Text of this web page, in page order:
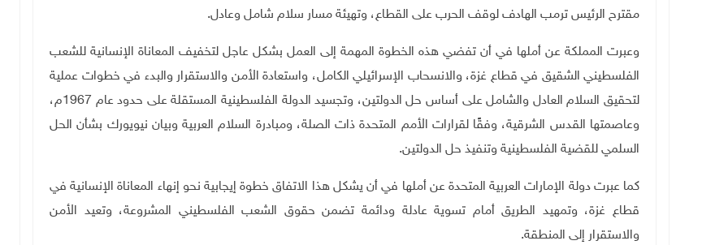
مقترح الرئيس ترمب الهادف لوقف الحرب على القطاع، وتهيئة مسار سلام شامل وعادل.
وعبرت المملكة عن أملها في أن تفضي هذه الخطوة المهمة إلى العمل بشكل عاجل لتخفيف المعاناة الإنسانية للشعب
الفلسطيني الشقيق في قطاع غزة، والانسحاب الإسرائيلي الكامل، واستعادة الأمن والاستقرار والبدء في خطوات عملية
لتحقيق السلام العادل والشامل على أساس حل الدولتين، وتجسيد الدولة الفلسطينية المستقلة على حدود عام 1967م،
وعاصمتها القدس الشرقية، وفقًا لقرارات الأمم المتحدة ذات الصلة، ومبادرة السلام العربية وبيان نيويورك بشأن الحل
السلمي للقضية الفلسطينية وتنفيذ حل الدولتين.
كما عبرت دولة الإمارات العربية المتحدة عن أملها في أن يشكل هذا الاتفاق خطوة إيجابية نحو إنهاء المعاناة الإنسانية في
قطاع غزة، وتمهيد الطريق أمام تسوية عادلة ودائمة تضمن حقوق الشعب الفلسطيني المشروعة، وتعيد الأمن
والاستقرار إلى المنطقة.